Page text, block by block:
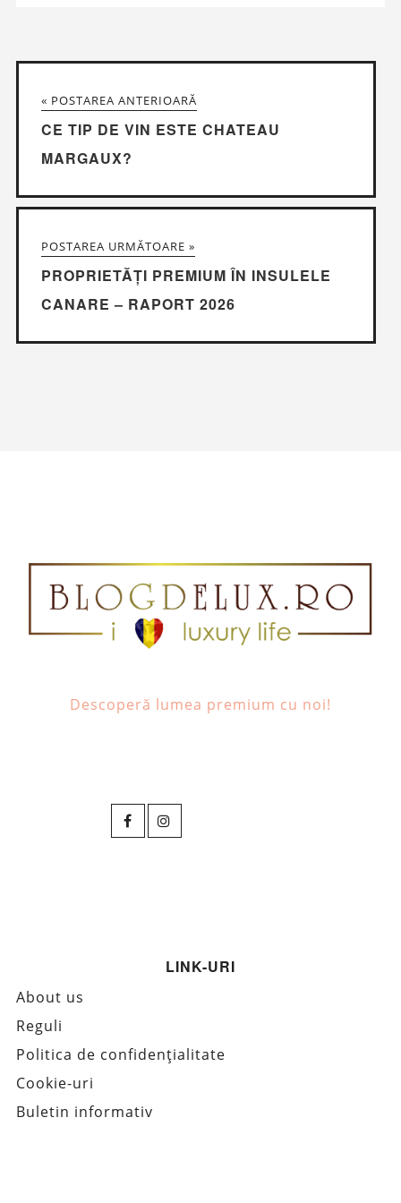
« POSTAREA ANTERIOARĂ
CE TIP DE VIN ESTE CHATEAU
MARGAUX?
POSTAREA URMĂTOARE »
PROPRIETĂȚI PREMIUM ÎN INSULELE
CANARE – RAPORT 2026
Descoperă lumea premium cu noi!
LINK-URI
About us
Reguli
Politica de confidențialitate
Cookie-uri
Buletin informativ